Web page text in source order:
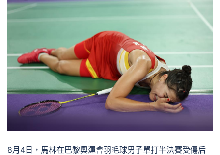
8月4日，馬林在巴黎奧運會羽毛球男子單打半決賽受傷后